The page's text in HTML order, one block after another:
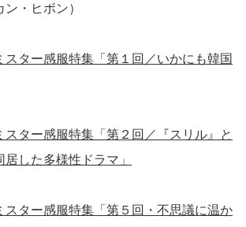
・ヒボン）
スター感服特集「第１回／いかにも韓国
スター感服特集「第２回／『スリル』と
居した多様性ドラマ」
スター感服特集「第５回・不思議に温か